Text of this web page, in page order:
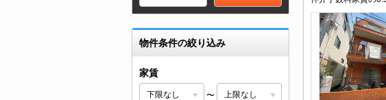
物件条件の絞り込み
家賃
〜